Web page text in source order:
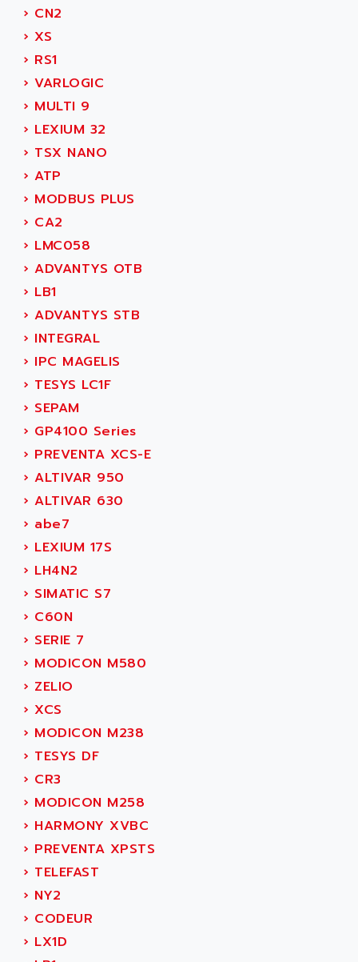
SMC
PB80
PB400
WS SERIES
TSX COMPACT
SIMODRIVE
TSX21
15N
PB15
C200
SMC500
SMC200 / 500
PLC-5
NC
SYSMAC
SERVO MOTOR
PERMANENT MAGNET MOTOR
BPH
MASAP
BSM SERIE
SIMODRIVE 210
SIMODRIVE 610
SIMODRIVE 650
SIMOREG
SINUMERIK 810
PREMIUM
TWIDO
NANO
PCMCIA CARD
TFTX
TDM
DIAX 2
ACB
ACBEL
ACCES
ACCESS
ACCU
ACCU-SORT SYSTEMS
ACCUTRONICS
ACEDIS
ACER
ACERIME
ACI ALPHANUMERIQUE
ACIM JOUANIN
ACINDUCTO
ACKSYS
ACMA
ACOBAL
ACOMEL
ACOOL
ACOPIAN
ACOPOS
ACQUIDUC
ACROMAG
ACS
ACS MOTION CONTROL
ACTIA
ACTIOMTECH
ACTIVA MULLER
ACTIVE HUB
ACTIVIB
ACTRONIC
ACU-TIME
ACX ADAP TORR
› CN2
› XS
› RS1
› VARLOGIC
› MULTI 9
› LEXIUM 32
› TSX NANO
› ATP
› MODBUS PLUS
› CA2
› LMC058
› ADVANTYS OTB
› LB1
› ADVANTYS STB
› INTEGRAL
› IPC MAGELIS
› TESYS LC1F
› SEPAM
› GP4100 Series
› PREVENTA XCS-E
› ALTIVAR 950
› ALTIVAR 630
› abe7
› LEXIUM 17S
› LH4N2
› SIMATIC S7
› C60N
› SERIE 7
› MODICON M580
› ZELIO
› XCS
› MODICON M238
› TESYS DF
› CR3
› MODICON M258
› HARMONY XVBC
› PREVENTA XPSTS
› TELEFAST
› NY2
› CODEUR
› LX1D